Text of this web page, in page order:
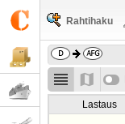
Rahtihaku
Lastaus